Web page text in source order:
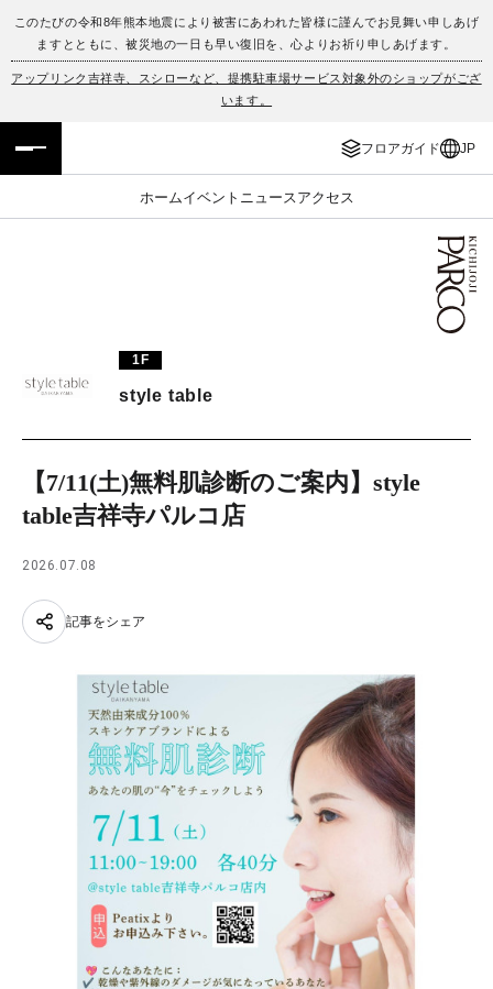
このたびの令和8年熊本地震により被害にあわれた皆様に謹んでお見舞い申しあげ
ますとともに、被災地の一日も早い復旧を、心よりお祈り申しあげます。
アップリンク吉祥寺、スシローなど、提携駐車場サービス対象外のショップがござ
います。
フロアガイド JP
ホームイベント ニュース アクセス
フロアガイド
イベント・ポップアップ
ニュース
PARCOメンバーズ
ENGLISH
簡体字
한국어
1F
style table
【7/11(土)無料肌診断のご案内】style
table吉祥寺パルコ店
2026.07.08
記事をシェア